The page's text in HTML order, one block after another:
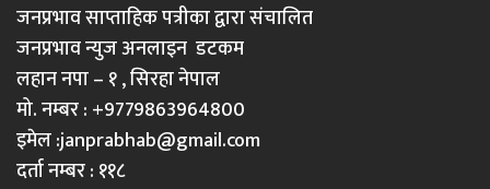
जनप्रभाव साप्ताहिक पत्रीका द्वारा संचालित
जनप्रभाव न्युज अनलाइन डटकम
लहान नपा – १ , सिरहा नेपाल
मो. नम्बर : +9779863964800
इमेल :janprabhab@gmail.com
दर्ता नम्बर : ११८